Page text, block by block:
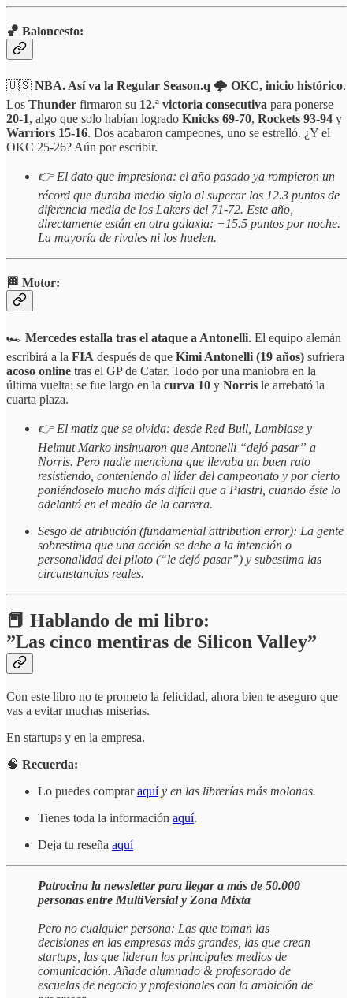
🏀 Baloncesto:
🇺🇸 NBA. Así va la Regular Season.q 🌩️ OKC, inicio histórico.
Los Thunder firmaron su 12.ª victoria consecutiva para ponerse
20-1, algo que solo habían logrado Knicks 69-70, Rockets 93-94 y
Warriors 15-16. Dos acabaron campeones, uno se estrelló. ¿Y el
OKC 25-26? Aún por escribir.
👉 El dato que impresiona: el año pasado ya rompieron un
récord que duraba medio siglo al superar los 12.3 puntos de
diferencia media de los Lakers del 71-72. Este año,
directamente están en otra galaxia: +15.5 puntos por noche.
La mayoría de rivales ni los huelen.
🏁 Motor:
🏎️ Mercedes estalla tras el ataque a Antonelli. El equipo alemán
escribirá a la FIA después de que Kimi Antonelli (19 años) sufriera
acoso online tras el GP de Catar. Todo por una maniobra en la
última vuelta: se fue largo en la curva 10 y Norris le arrebató la
cuarta plaza.
👉 El matiz que se olvida: desde Red Bull, Lambiase y
Helmut Marko insinuaron que Antonelli “dejó pasar” a
Norris. Pero nadie menciona que llevaba un buen rato
resistiendo, conteniendo al líder del campeonato y por cierto
poniéndoselo mucho más difícil que a Piastri, cuando éste lo
adelantó en el medio de la carrera.
Sesgo de atribución (fundamental attribution error): La gente
sobrestima que una acción se debe a la intención o
personalidad del piloto (“le dejó pasar”) y subestima las
circunstancias reales.
📕 Hablando de mi libro:
”Las cinco mentiras de Silicon Valley”
Con este libro no te prometo la felicidad, ahora bien te aseguro que
vas a evitar muchas miserias.
En startups y en la empresa.
🧠 Recuerda:
Lo puedes compraraquí y en las librerías más molonas.
Tienes toda la información aquí.
Deja tu reseña aquí
Patrocina la newsletter para llegar a más de 50.000
personas entre MultiVersial y Zona Mixta
Pero no cualquier persona: Las que toman las
decisiones en las empresas más grandes, las que crean
startups, las que lideran los principales medios de
comunicación. Añade alumnado & profesorado de
escuelas de negocio y profesionales con la ambición de